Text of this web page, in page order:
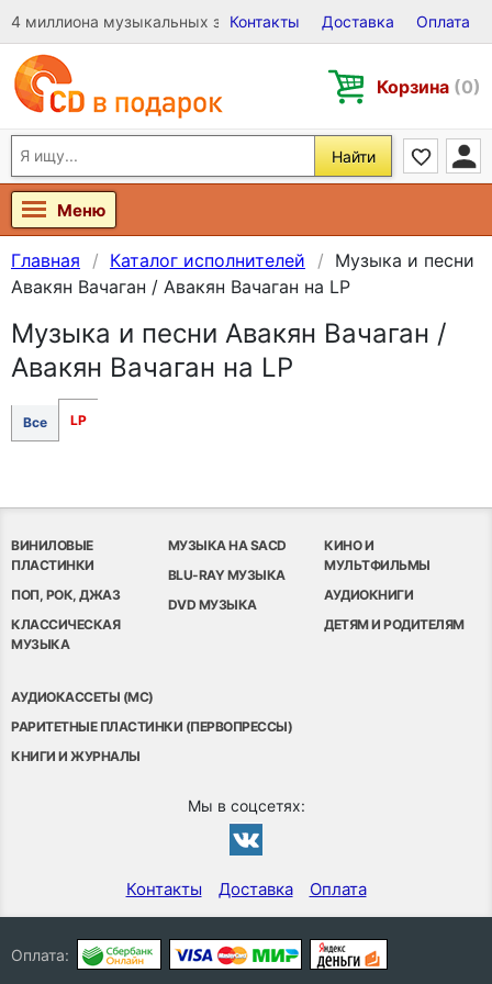
4 миллиона музыкальных записей на Виниле, CD и DVD
Контакты Доставка Оплата
Корзина (0)
Найти
Меню
Главная Каталог исполнителей
Музыка и песни
Авакян Вачаган / Авакян Вачаган на LP
Музыка и песни Авакян Вачаган /
Авакян Вачаган на LP
Все LP
ВИНИЛОВЫЕ
ПЛАСТИНКИ
ПОП, РОК, ДЖАЗ
КЛАССИЧЕСКАЯ
МУЗЫКА
МУЗЫКА НА SACD
BLU-RAY МУЗЫКА
DVD МУЗЫКА
КИНО И
МУЛЬТФИЛЬМЫ
АУДИОКНИГИ
ДЕТЯМ И РОДИТЕЛЯМ
АУДИОКАССЕТЫ (MC)
РАРИТЕТНЫЕ ПЛАСТИНКИ (ПЕРВОПРЕССЫ)
КНИГИ И ЖУРНАЛЫ
Мы в соцсетях:
Контакты Доставка Оплата
Оплата: